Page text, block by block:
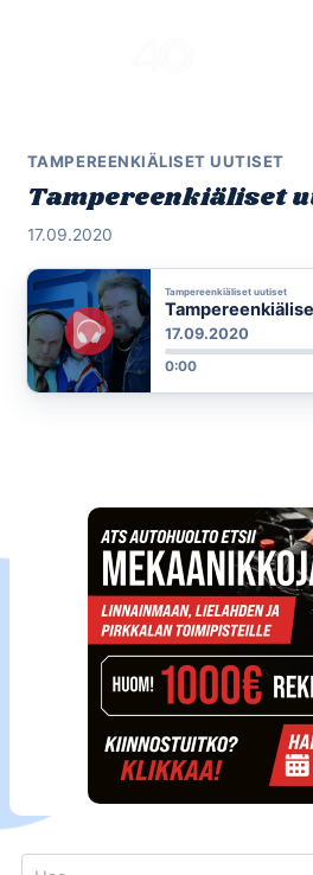
TAMPEREENKIÄLISET UUTISET
Tampereenkiäliset
17.09.2020
Tampereenkiäliset uutiset
17.09.2020
0:00
Search